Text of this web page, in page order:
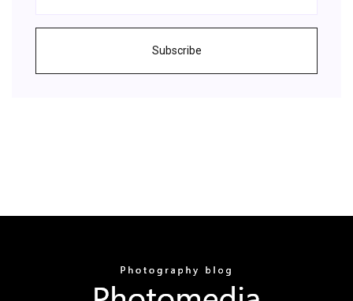
Subscribe